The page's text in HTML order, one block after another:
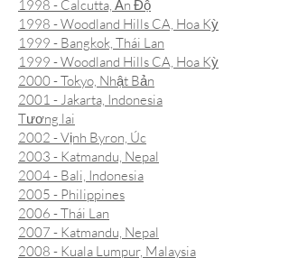
1998 - Calcutta, Ấn Độ
1998 - Woodland Hills CA, Hoa Kỳ
1999 - Bangkok, Thái Lan
1999 - Woodland Hills CA, Hoa Kỳ
2000 - Tokyo, Nhật Bản
2001 - Jakarta, Indonesia
Tương lai
2002 - Vịnh Byron, Úc
2003 - Katmandu, Nepal
2004 - Bali, Indonesia
2005 - Philippines
2006 - Thái Lan
2007 - Katmandu, Nepal
2008 - Kuala Lumpur, Malaysia